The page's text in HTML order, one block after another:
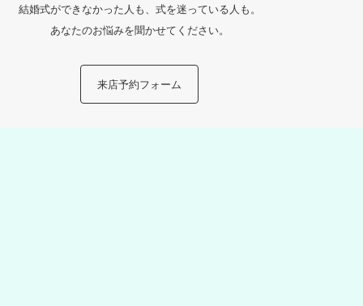
結婚式ができなかった人も、 式を迷っている人も。
あなたのお悩みを聞かせてください。
来店予約フォーム